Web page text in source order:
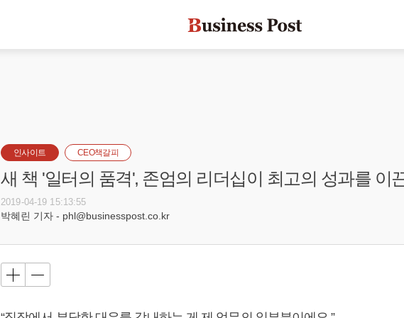
인사이트 CEO책갈피
새 책 '일터의 품격', 존엄의 리더십이 최고의 성과를 이
2019-04-19 15:13:55
박혜린 기자 - phl@businesspost.co.kr